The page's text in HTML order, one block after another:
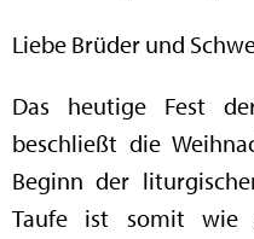
Liebe Brüder und
Das heutige Fest
beschließt die
Beginn der
Taufe ist somit wie